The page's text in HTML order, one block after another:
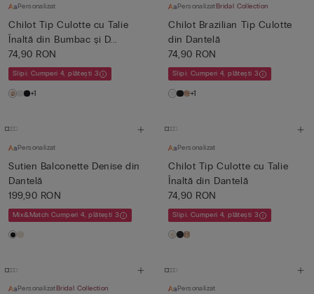
Personalizat
Chilot Tip Culotte cu Talie
Înaltă din Bumbac și D...
74,90 RON
Slipi: Cumperi 4, plătești 3
+1
PersonalizatBridal Collection
Chilot Brazilian Tip Culotte
din Dantelă
74,90 RON
Slipi: Cumperi 4, plătești 3
+1
Personalizat
Sutien Balconette Denise din
Dantelă
199,90 RON
Mix&Match Cumperi 4, plătești 3
Personalizat
Chilot Tip Culotte cu Talie
Înaltă din Dantelă
74,90 RON
Slipi: Cumperi 4, plătești 3
PersonalizatBridal Collection Personalizat